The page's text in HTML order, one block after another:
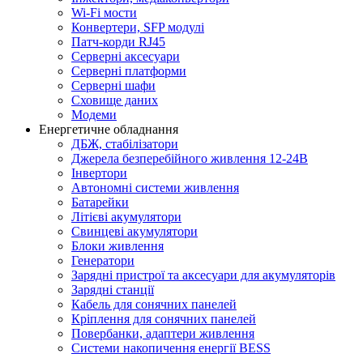
Wi-Fi мости
Конвертери, SFP модулі
Патч-корди RJ45
Серверні аксесуари
Серверні платформи
Серверні шафи
Сховище даних
Модеми
Енергетичне обладнання
ДБЖ, стабілізатори
Джерела безперебійного живлення 12-24В
Інвертори
Автономні системи живлення
Батарейки
Літієві акумулятори
Свинцеві акумулятори
Блоки живлення
Генератори
Зарядні пристрої та аксесуари для акумуляторів
Зарядні станції
Кабель для сонячних панелей
Кріплення для сонячних панелей
Повербанки, адаптери живлення
Системи накопичення енергії BESS